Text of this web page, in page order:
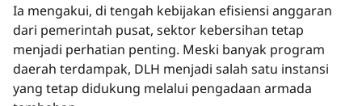
Ia mengakui, di tengah kebijakan efisiensi anggaran
dari pemerintah pusat, sektor kebersihan tetap
menjadi perhatian penting. Meski banyak program
daerah terdampak, DLH menjadi salah satu instansi
yang tetap didukung melalui pengadaan armada